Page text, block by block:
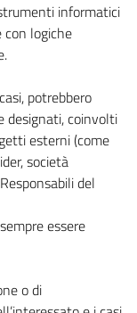
informatici
logiche
potrebbero
designati, coinvolti
esterni (come
società
del
essere
o di